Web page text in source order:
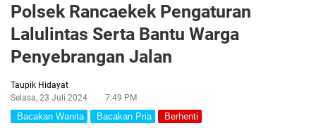
Polsek Rancaekek Pengaturan
Lalulintas Serta Bantu Warga
Penyebrangan Jalan
Taupik Hidayat
Selasa, 23 Juli 2024
7:49 PM
Bacakan Wanita Bacakan Pria Berhenti